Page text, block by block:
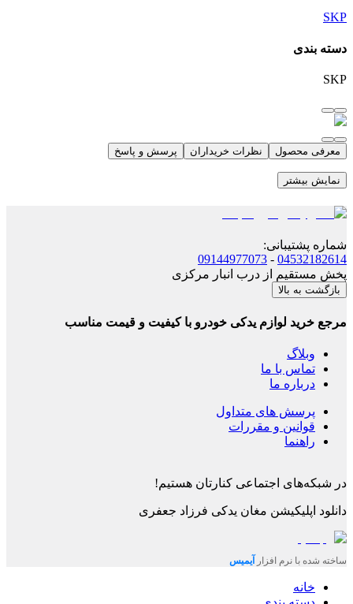
SKP
دسته بندی
SKP
معرفی محصول نظرات خریداران پرسش و پاسخ
نمایش بیشتر
شماره پشتیبانی:
04532182614
-
09144977073
پخش مستقیم از درب انبار مرکزی
بازگشت به بالا
مرجع خرید لوازم یدکی خودرو با کیفیت و قیمت مناسب
وبلاگ
تماس با ما
درباره ما
پرسش های متداول
قوانین و مقررات
راهنما
در شبکه‌های اجتماعی کنارتان هستیم!
دانلود اپلیکیشن مغان یدکی فرزاد جعفری
ساخته شده با نرم افزار آیمیس
خانه